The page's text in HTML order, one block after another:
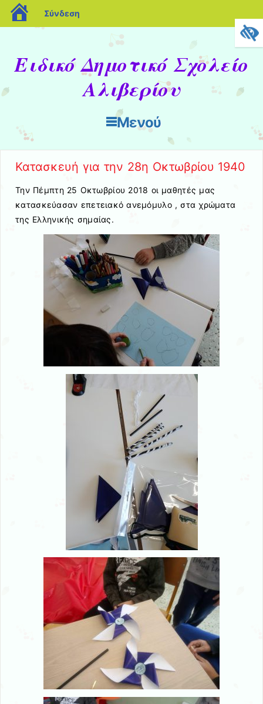
blogs.sch.gr
Σύνδεση
Ειδικό Δημοτικό Σχολείο
Αλιβερίου
Μενού
Μετάβαση στο περιεχόμενο
Κατασκευή για την 28η Οκτωβρίου 1940
Την Πέμπτη 25 Οκτωβρίου 2018 οι μαθητές μας
κατασκεύασαν επετειακό ανεμόμυλο , στα χρώματα
της Ελληνικής σημαίας.